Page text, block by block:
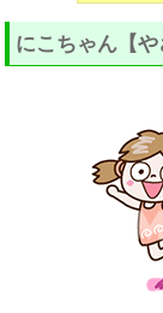
にこちゃん【